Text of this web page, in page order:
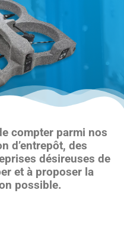
compter parmi nos
d’entrepôt, des
désireuses de
et à proposer la
possible.